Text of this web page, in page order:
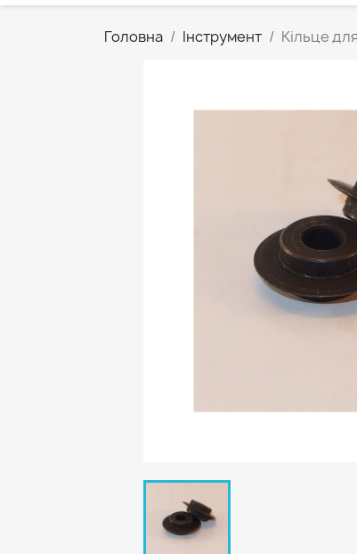
Головна Інструмент Кільце